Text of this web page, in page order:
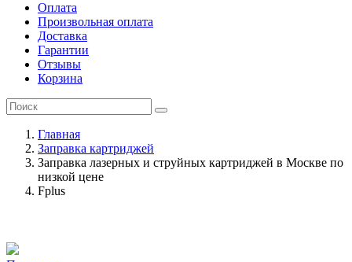
Оплата
Произвольная оплата
Доставка
Гарантии
Отзывы
Корзина
Главная
Заправка картриджей
Заправка лазерных и струйных картриджей в Москве по
низкой цене
Fplus